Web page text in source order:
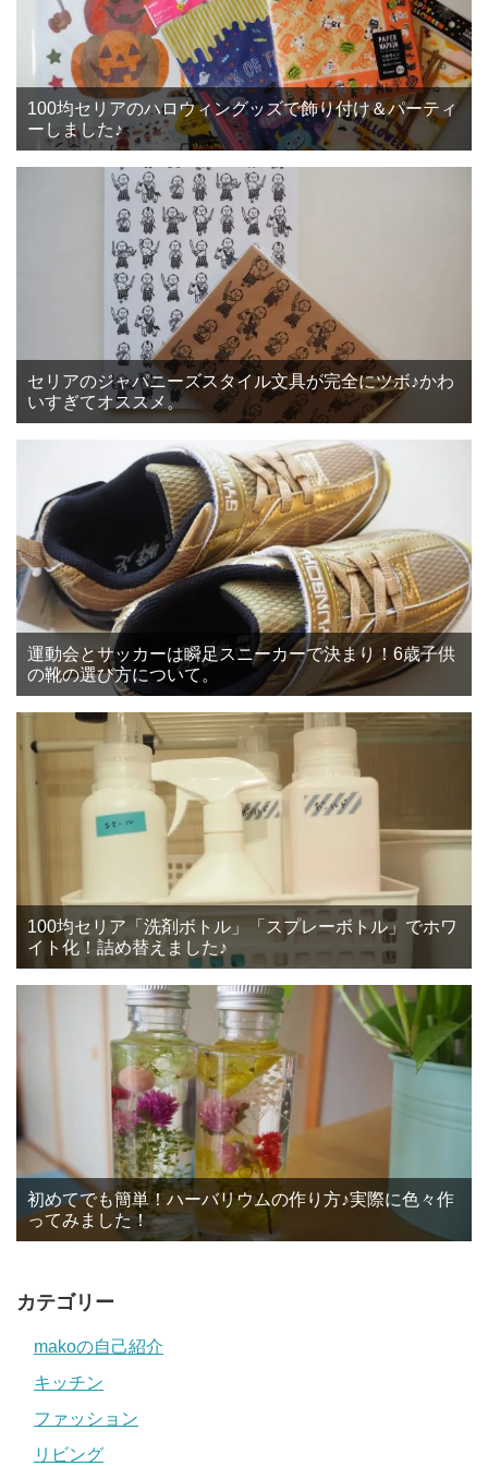
100均セリアのハロウィングッズで飾り付け＆パーティ
ーしました♪
セリアのジャパニーズスタイル文具が完全にツボ♪かわ
いすぎてオススメ。
運動会とサッカーは瞬足スニーカーで決まり！6歳子供
の靴の選び方について。
100均セリア「洗剤ボトル」「スプレーボトル」でホワ
イト化！詰め替えました♪
初めてでも簡単！ハーバリウムの作り方♪実際に色々作
ってみました！
カテゴリー
makoの自己紹介
キッチン
ファッション
リビング